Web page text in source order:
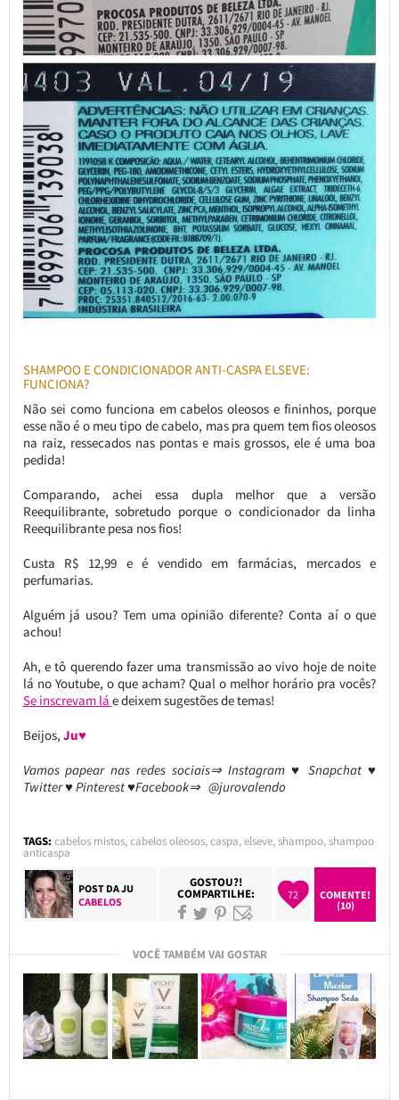
SHAMPOO E CONDICIONADOR ANTI-CASPA ELSEVE:
FUNCIONA?
Não sei como funciona em cabelos oleosos e fininhos, porque
esse não é o meu tipo de cabelo, mas pra quem tem fios oleosos
na raiz, ressecados nas pontas e mais grossos, ele é uma boa
pedida!
Comparando, achei essa dupla melhor que a versão
Reequilibrante, sobretudo porque o condicionador da linha
Reequilibrante pesa nos fios!
Custa R$ 12,99 e é vendido em farmácias, mercados e
perfumarias.
Alguém já usou? Tem uma opinião diferente? Conta aí o que
achou!
Ah, e tô querendo fazer uma transmissão ao vivo hoje de noite
lá no Youtube, o que acham? Qual o melhor horário pra vocês?
Se inscrevam lá e deixem sugestões de temas!
Beijos, Ju♥
Vamos papear nas redes sociais⇒ Instagram ♥ Snapchat ♥
Twitter ♥ Pinterest ♥Facebook⇒ @jurovalendo
TAGS: cabelos mistos,cabelos oleosos,caspa,elseve,shampoo,shampoo
anticaspa
POST DAJU
CABELOS
GOSTOU?!
COMPARTILHE: 72
COMENTE!
(10)
VOCÊ TAMBÉM VAI GOSTAR